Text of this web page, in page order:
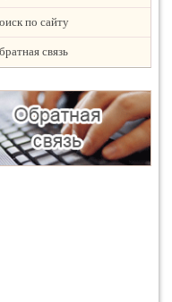
по сайту
связь